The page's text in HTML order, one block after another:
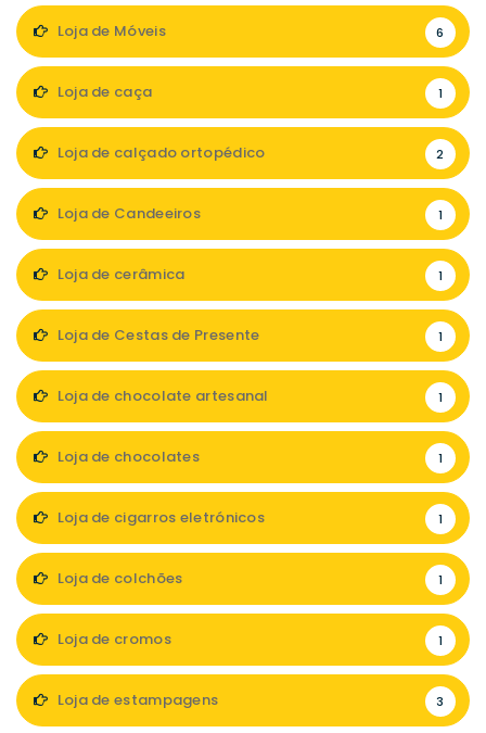
Loja de Móveis 6
Loja de caça 1
Loja de calçado ortopédico 2
Loja de Candeeiros 1
Loja de cerâmica 1
Loja de Cestas de Presente 1
Loja de chocolate artesanal 1
Loja de chocolates 1
Loja de cigarros eletrónicos 1
Loja de colchões 1
Loja de cromos 1
Loja de estampagens 3